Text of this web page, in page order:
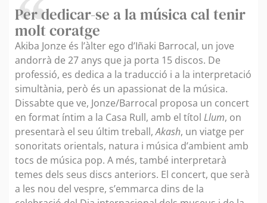
Per dedicar-se a la música cal tenir
molt coratge
Akiba Jonze és l’àlter ego d’Iñaki Barrocal, un jove
andorrà de 27 anys que ja porta 15 discos. De
professió, es dedica a la traducció i a la interpretació
simultània, però és un apassionat de la música.
Dissabte que ve, Jonze/Barrocal proposa un concert
en format íntim a la Casa Rull, amb el títol Llum, on
presentarà el seu últim treball,Akash, un viatge per
sonoritats orientals, natura i música d’ambient amb
tocs de música pop. A més, també interpretarà
temes dels seus discs anteriors. El concert, que serà
a les nou del vespre, s’emmarca dins de la